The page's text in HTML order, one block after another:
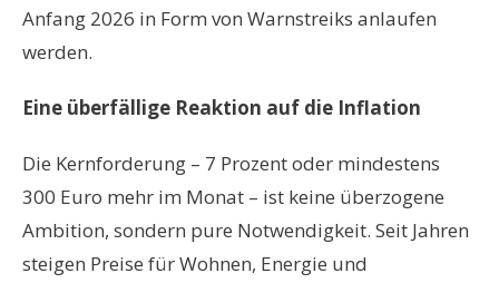
Anfang 2026 in Form von Warnstreiks anlaufen
werden.
Eine überfällige Reaktion auf die Inflation
Die Kernforderung – 7 Prozent oder mindestens
300 Euro mehr im Monat – ist keine überzogene
Ambition, sondern pure Notwendigkeit. Seit Jahren
steigen Preise für Wohnen, Energie und